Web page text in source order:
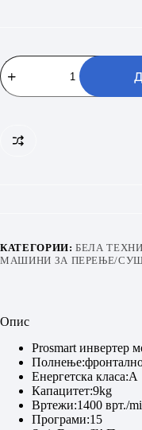
BEKO
BM3WFSU39413WPBB1
количина
КАТЕГОРИИ:БЕЛА
МАШИНИ ЗА ПЕРЕЊЕ/
Опис
Prosmart инвертер
Енергетска класа:A
Капацитет:9kg
Вртежи:1400 врт./
Програми:15